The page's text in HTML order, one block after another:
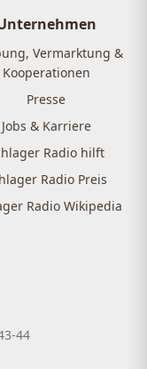
Vermarktung &
Kooperationen
Presse
Jobs & Karriere
Radio hilft
Radio Preis
Radio Wikipedia
44